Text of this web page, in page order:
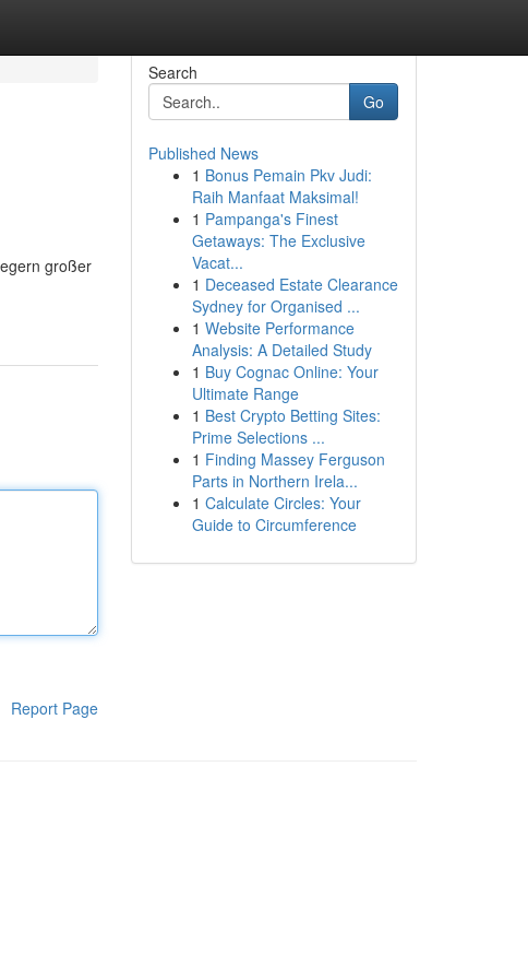
großer
Report Page
Search
Go
Published News
1 Bonus Pemain Pkv Judi:
Raih Manfaat Maksimal!
1 Pampanga's Finest
Getaways: The Exclusive
Vacat...
1 Deceased Estate Clearance
Sydney for Organised ...
1 Website Performance
Analysis: A Detailed Study
1 Buy Cognac Online: Your
Ultimate Range
1 Best Crypto Betting Sites:
Prime Selections ...
1 Finding Massey Ferguson
Parts in Northern Irela...
1 Calculate Circles: Your
Guide to Circumference